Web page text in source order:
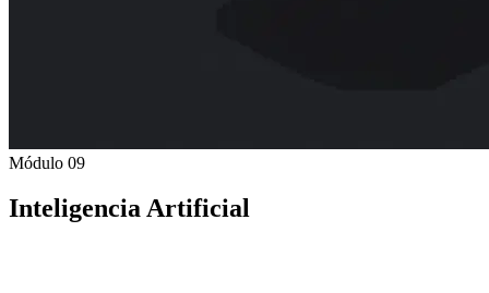
Módulo 09
Inteligencia Artificial